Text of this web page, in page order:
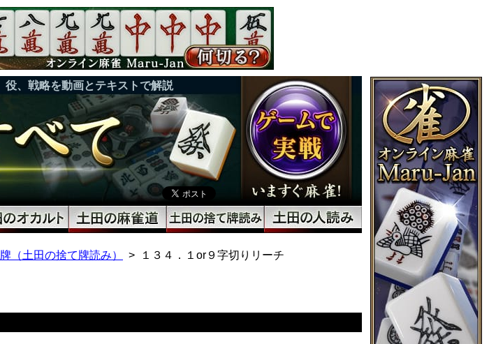
、戦略を動画とテキストで解説
（土田の捨て牌読み） １３４．１or９字切りリーチ